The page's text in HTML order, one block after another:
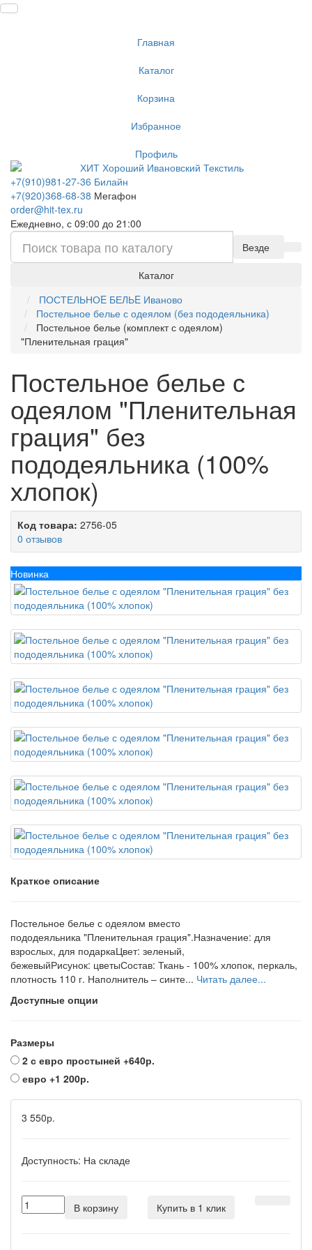
Главная
Каталог
Корзина
Избранное
Профиль
+7(910)981-27-36 Билайн
+7(920)368-68-38 Мегафон
order@hit-tex.ru
Ежедневно, с 09:00 до 21:00
Везде
Каталог
ПОСТЕЛЬНОE БЕЛЬE Иваново
Постельное белье с одеялом (без пододеяльника)
Постельное белье (комплект с одеялом)
"Пленительная грация"
Постельное белье с
одеялом "Пленительная
грация" без
пододеяльника (100%
хлопок)
Код товара: 2756-05
0 отзывов
Новинка
Краткое описание
Постельное белье с одеялом вместо
пододеяльника "Пленительная грация".Назначение: для
взрослых, для подаркаЦвет: зеленый,
бежевыйРисунок: цветыСостав: Ткань - 100% хлопок, перкаль,
плотность 110 г. Наполнитель – синте... Читать далее...
Доступные опции
Размеры
2 с евро простыней +640р.
евро +1 200р.
3 550р.
Доступность: На складе
В корзину Купить в 1 клик